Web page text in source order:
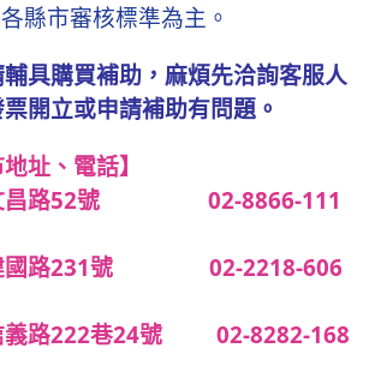
縣市審核標準為主。
具購買補助，麻煩先洽詢客服人
開立或申請補助有問題。
址、電話】
文昌路52號 02-8866-111
建國路231號 02-2218-606
義路222巷24號 02-8282-168